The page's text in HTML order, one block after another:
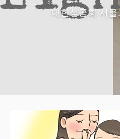
대한성공회 서